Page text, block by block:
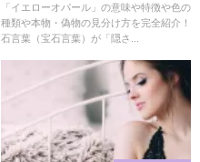
「イエローオパール」のスピリ
チュアルな効果や浄化方法まで
「イエローオパール」の意味や特徴や色の
種類や本物・偽物の見分け方を完全紹介！
石言葉（宝石言葉）が「隠さ...